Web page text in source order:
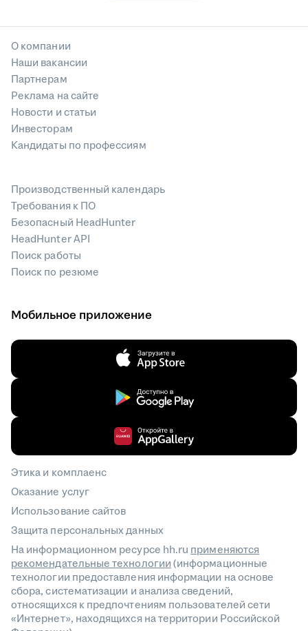
О компании
Наши вакансии
Партнерам
Реклама на сайте
Новости и статьи
Инвесторам
Кандидаты по профессиям
Производственный календарь
Требования к ПО
Безопасный HeadHunter
HeadHunter API
Поиск работы
Поиск по резюме
Мобильное приложение
Этика и комплаенс
Оказание услуг
Использование сайтов
Защита персональных данных
На информационном ресурсе hh.ru применяются
рекомендательные технологии(информационные
технологии предоставления информации на основе
сбора, систематизации и анализа сведений,
относящихся к предпочтениям пользователей сети
«Интернет», находящихся на территории Российской